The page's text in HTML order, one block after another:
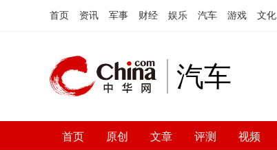
首页 资讯 军事 财经 娱乐 汽车 游戏 文化
汽车
首页 原创 文章 评测 视频